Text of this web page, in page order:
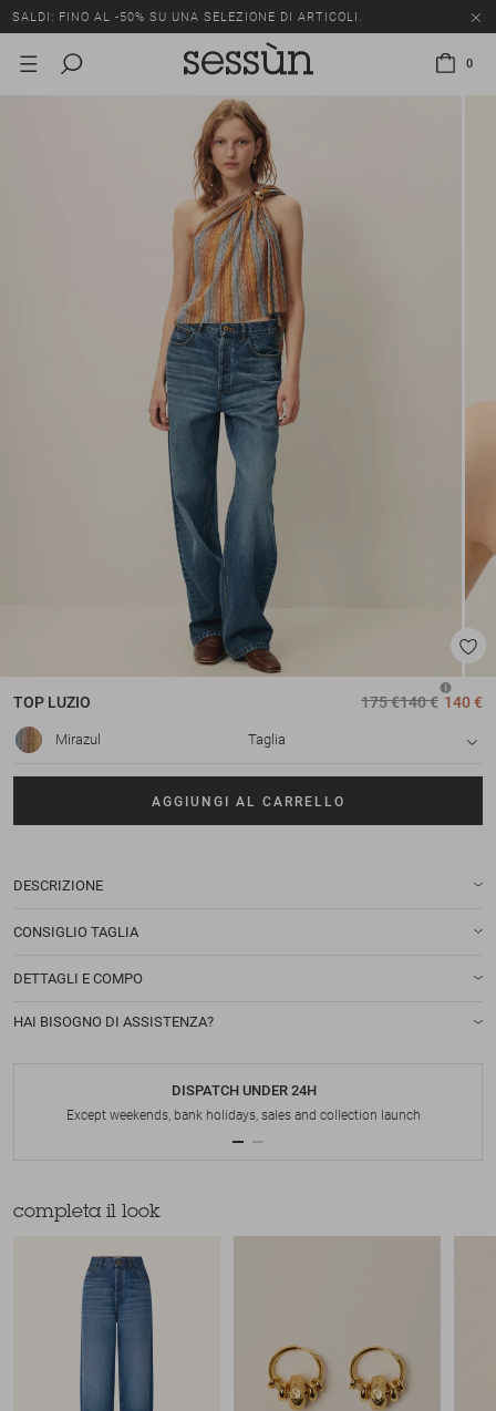
SALDI: FINO AL -50% SU UNA SELEZIONE DI ARTICOLI.
0
TOP LUZIO 175 €140 € 140 €
Mirazul Taglia
AGGIUNGI AL CARRELLO
DESCRIZIONE
CONSIGLIO TAGLIA
DETTAGLI E COMPO
HAI BISOGNO DI ASSISTENZA?
DISPATCH UNDER 24H
Except weekends, bank holidays, sales and collection launch
completa il look